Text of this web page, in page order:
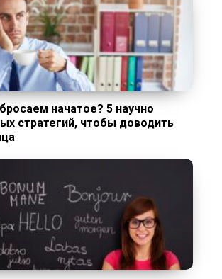
начатое? 5 научно
стратегий, чтобы доводить